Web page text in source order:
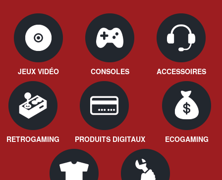
JEUX VIDÉO CONSOLES ACCESSOIRES
RETROGAMING PRODUITS DIGITAUX ECOGAMING